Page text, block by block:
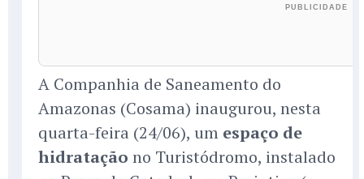
A Companhia de Saneamento do
Amazonas (Cosama) inaugurou, nesta
quarta-feira (24/06), um espaço de
hidratação no Turistódromo, instalado